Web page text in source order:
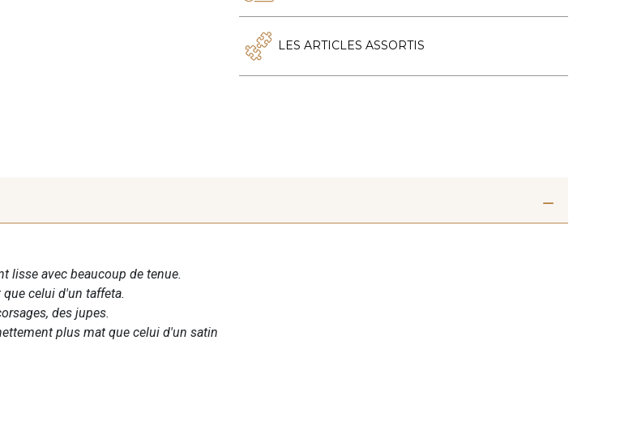
LES ARTICLES ASSORTIS
lisse avec beaucoup de tenue.
celui d'un taffeta.
des jupes.
plus mat que celui d'un satin